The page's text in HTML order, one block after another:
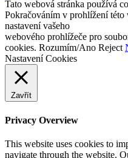
Tato webová stránka používá
Pokračováním v prohlížení této
nastavení vašeho
webového prohlížeče pro
cookies. Rozumím/Ano Reject
Nastavení Cookies
Zavřít
Privacy Overview
This website uses cookies to
navigate through the website.